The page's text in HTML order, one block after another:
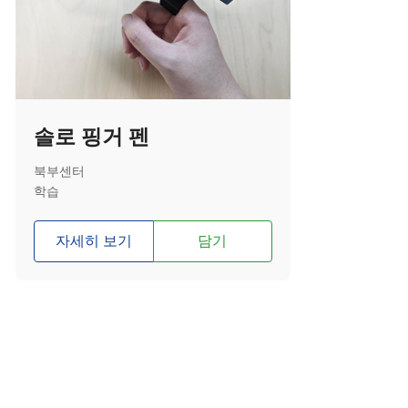
솔로 핑거 펜
북부센터
학습
자세히 보기 담기